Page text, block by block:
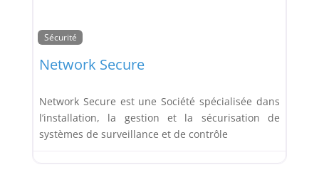
Sécurité
Network Secure
Network Secure est une Société spécialisée dans
l’installation, la gestion et la sécurisation de
systèmes de surveillance et de contrôle